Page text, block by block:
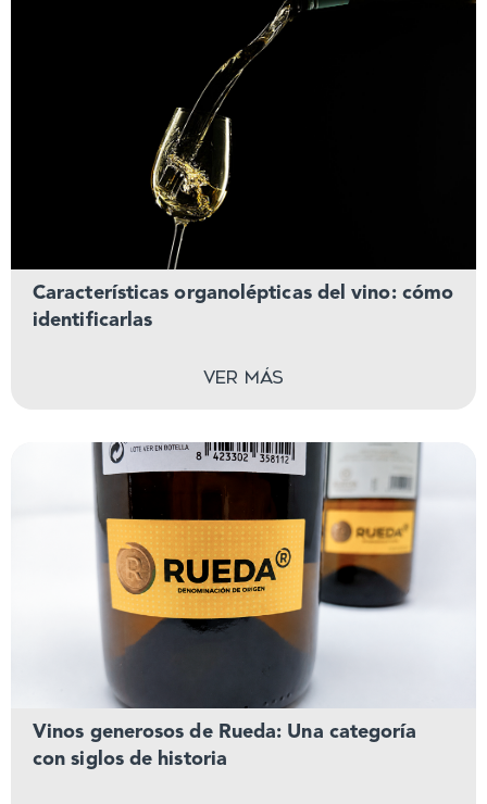
Características organolépticas del vino: cómo
identificarlas
Ver más
Vinos generosos de Rueda: Una categoría
con siglos de historia